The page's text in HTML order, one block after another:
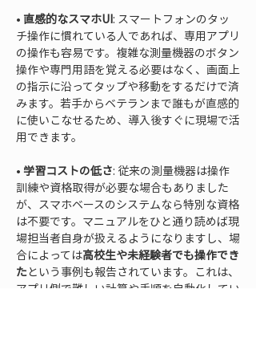
• 直感的なスマホUI: スマートフォンのタッ
チ操作に慣れている人であれば、専用アプリ
の操作も容易です。複雑な測量機器のボタン
操作や専門用語を覚える必要はなく、画面上
の指示に沿ってタップや移動をするだけで済
みます。若手からベテランまで誰もが直感的
に使いこなせるため、導入後すぐに現場で活
• 学習コストの低さ: 従来の測量機器は操作
訓練や資格取得が必要な場合もありました
が、スマホベースのシステムなら特別な資格
は不要です。マニュアルをひと通り読めば現
場担当者自身が扱えるようになりますし、場
合によっては高校生や未経験者でも操作でき
たという事例も報告されています。これは、
アプリ側で難しい計算や手順を自動化してい